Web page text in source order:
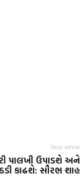
Next article
પાલખી ઉપાડશે અને
કાઢશે: સૌરભ શાહ